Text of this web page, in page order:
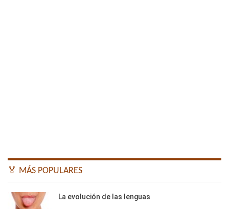
🏅 MÁS POPULARES
La evolución de las lenguas